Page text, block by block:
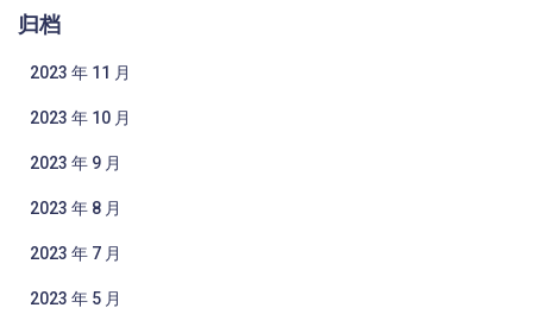
归档
2023 年 11 月
2023 年 10 月
2023 年 9 月
2023 年 8 月
2023 年 7 月
2023 年 5 月